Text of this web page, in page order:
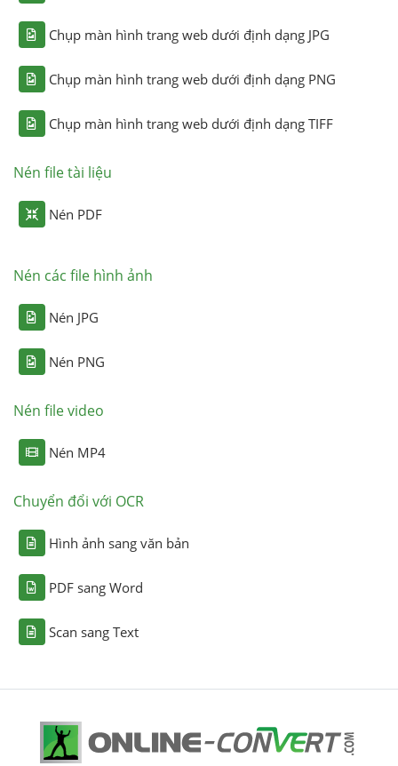
Chụp màn hình trang web dưới định dạng JPG
Chụp màn hình trang web dưới định dạng PNG
Chụp màn hình trang web dưới định dạng TIFF
Nén file tài liệu
Nén PDF
Nén các file hình ảnh
Nén JPG
Nén PNG
Nén file video
Nén MP4
Chuyển đổi với OCR
Hình ảnh sang văn bản
PDF sang Word
Scan sang Text